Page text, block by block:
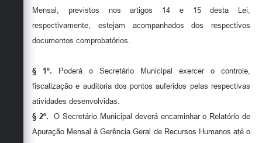
Mensal, previstos nos artigos 14 e 15 desta Lei,
respectivamente, estejam acompanhados dos respectivos
documentos comprobatórios.
§ 1º. Poderá o Secretário Municipal exercer o controle,
fiscalização e auditoria dos pontos auferidos pelas respectivas
atividades desenvolvidas.
§ 2º. O Secretário Municipal deverá encaminhar o Relatório de
Apuração Mensal à Gerência Geral de Recursos Humanos até o